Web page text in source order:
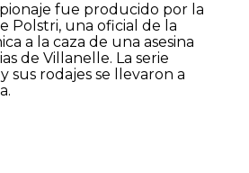
fue producido por la
Polstri, una oficial de la
a la caza de una asesina
de Villanelle. La serie
sus rodajes se llevaron a